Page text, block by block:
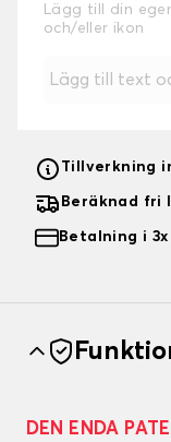
Lägg till din
och/eller ikon
Lägg till text
Tillverkning
Beräknad fri
Betalning i
DEN ENDA